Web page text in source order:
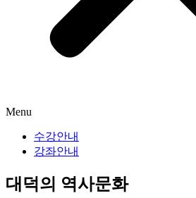
Menu
수강안내
강좌안내
대덕의 역사문화